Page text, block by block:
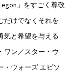
」をすごく尊敬
だけでなくそれを
気と希望を与える
ワン／スター・ウ
・ウォーズ エピソ